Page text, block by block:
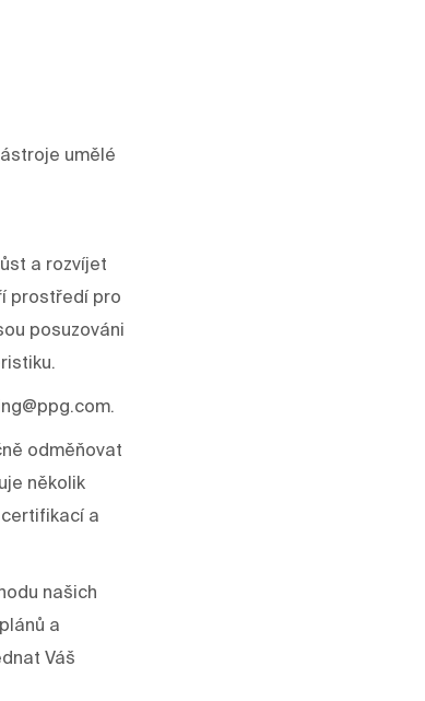
umělé
a rozvíjet
prostředí pro
posuzováni
odměňovat
několik
a
našich
a
Váš